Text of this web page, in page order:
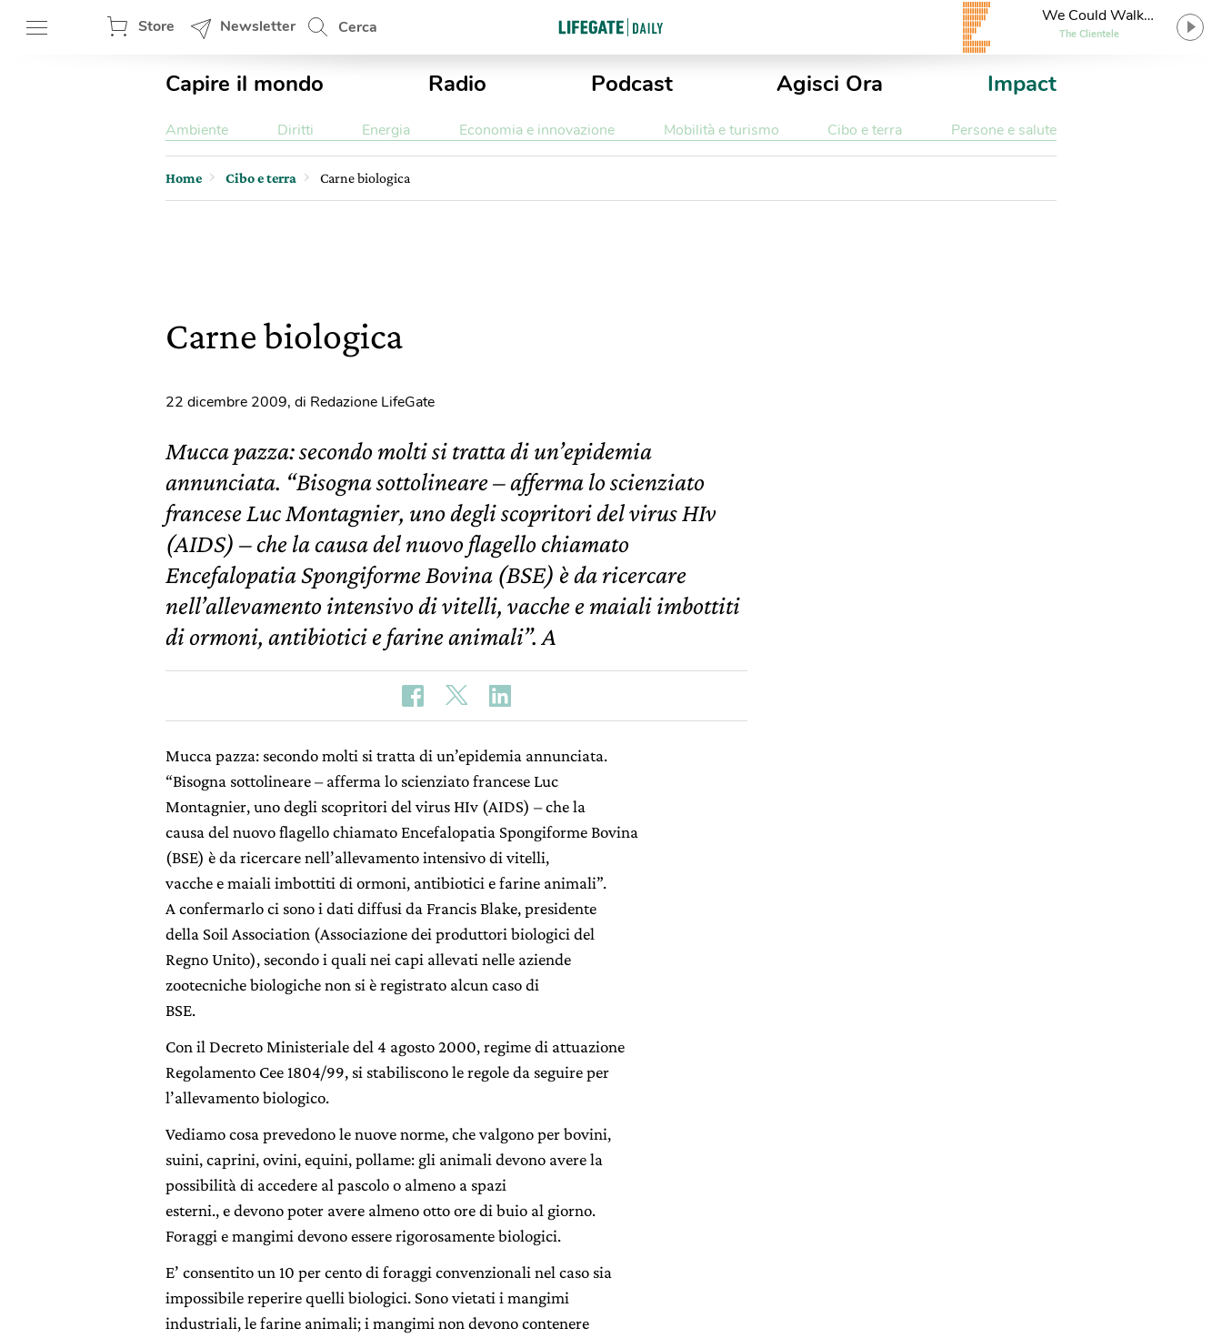
Store Newsletter Cerca
We Could Walk
Together
The Clientele
Capire il mondo Radio Podcast Agisci Ora Impact
Ambiente Diritti Energia Economia e innovazione Mobilità e turismo Cibo e terra Persone e salute
Home Cibo e terra Carne biologica
Carne biologica
22 dicembre 2009, di Redazione LifeGate
Mucca pazza: secondo molti si tratta di un’epidemia
annunciata. “Bisogna sottolineare – afferma lo scienziato
francese Luc Montagnier, uno degli scopritori del virus HIv
(AIDS) – che la causa del nuovo flagello chiamato
Encefalopatia Spongiforme Bovina (BSE) è da ricercare
nell’allevamento intensivo di vitelli, vacche e maiali imbottiti
di ormoni, antibiotici e farine animali”. A
Mucca pazza: secondo molti si tratta di un’epidemia annunciata.
“Bisogna sottolineare – afferma lo scienziato francese Luc
Montagnier, uno degli scopritori del virus HIv (AIDS) – che la
causa del nuovo flagello chiamato Encefalopatia Spongiforme Bovina
(BSE) è da ricercare nell’allevamento intensivo di vitelli,
vacche e maiali imbottiti di ormoni, antibiotici e farine animali”.
A confermarlo ci sono i dati diffusi da Francis Blake, presidente
della Soil Association (Associazione dei produttori biologici del
Regno Unito), secondo i quali nei capi allevati nelle aziende
zootecniche biologiche non si è registrato alcun caso di
BSE.
Con il Decreto Ministeriale del 4 agosto 2000, regime di attuazione
Regolamento Cee 1804/99, si stabiliscono le regole da seguire per
l’allevamento biologico.
Vediamo cosa prevedono le nuove norme, che valgono per bovini,
suini, caprini, ovini, equini, pollame: gli animali devono avere la
possibilità di accedere al pascolo o almeno a spazi
esterni., e devono poter avere almeno otto ore di buio al giorno.
Foraggi e mangimi devono essere rigorosamente biologici.
E’ consentito un 10 per cento di foraggi convenzionali nel caso sia
impossibile reperire quelli biologici. Sono vietati i mangimi
industriali, le farine animali; i mangimi non devono contenere